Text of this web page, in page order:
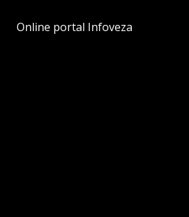
Online portal Infoveza